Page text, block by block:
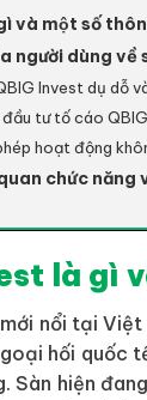
và một số
người dùng về
Invest dụ dỗ
tư tố cáo
hoạt động
chức năng
là gì
nổi tại
hối quốc
Sàn hiện